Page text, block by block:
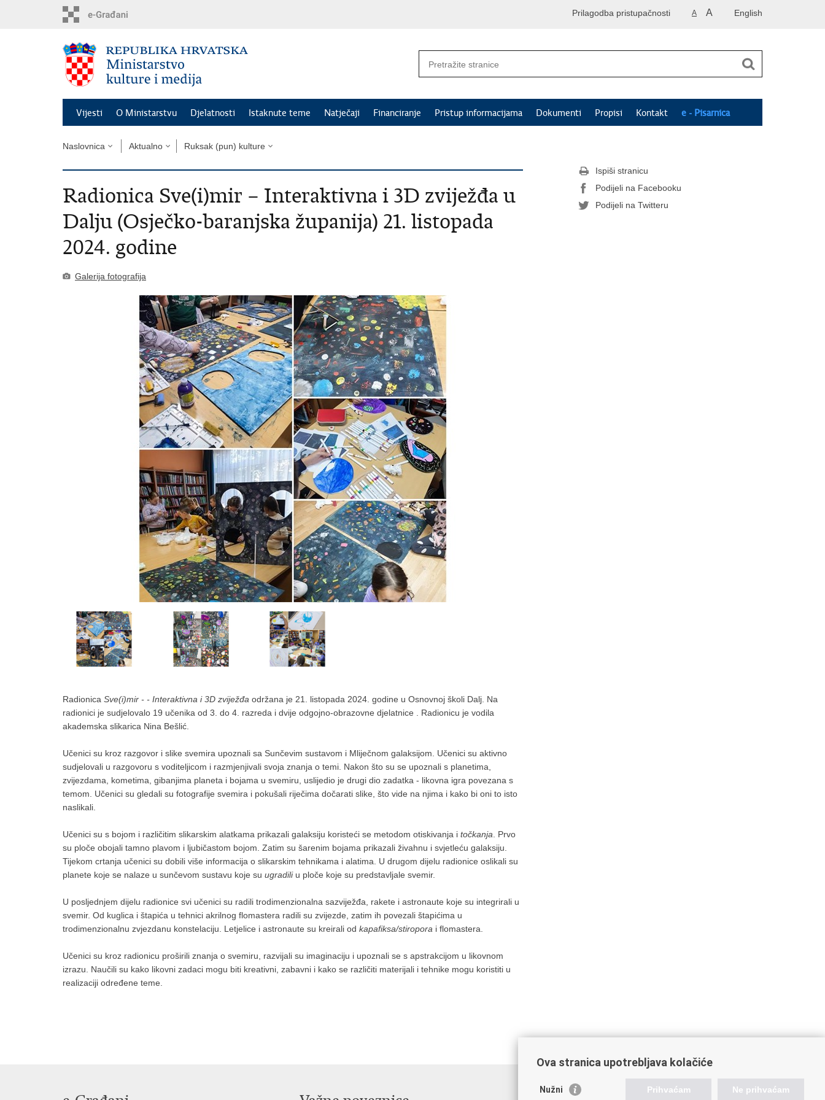
English
A A
Prilagodba pristupačnosti
Vijesti O Ministarstvu Djelatnosti Istaknute teme Natječaji Financiranje Pristup informacijama Dokumenti Propisi Kontakt e - Pisarnica
Naslovnica Aktualno Ruksak (pun) kulture
Radionica Sve(i)mir – Interaktivna i 3D zviježđa u
Dalju (Osječko-baranjska županija) 21. listopada
2024. godine
Galerija fotografija
Radionica Sve(i)mir - - Interaktivna i 3D zviježđa održana je 21. listopada 2024. godine u Osnovnoj školi Dalj. Na
radionici je sudjelovalo 19 učenika od 3. do 4. razreda i dvije odgojno-obrazovne djelatnice . Radionicu je vodila
akademska slikarica Nina Bešlić.
Učenici su kroz razgovor i slike svemira upoznali sa Sunčevim sustavom i Mliječnom galaksijom. Učenici su aktivno
sudjelovali u razgovoru s voditeljicom i razmjenjivali svoja znanja o temi. Nakon što su se upoznali s planetima,
zvijezdama, kometima, gibanjima planeta i bojama u svemiru, uslijedio je drugi dio zadatka - likovna igra povezana s
temom. Učenici su gledali su fotografije svemira i pokušali riječima dočarati slike, što vide na njima i kako bi oni to isto
naslikali.
Učenici su s bojom i različitim slikarskim alatkama prikazali galaksiju koristeći se metodom otiskivanja i točkanja . Prvo
su ploče obojali tamno plavom i ljubičastom bojom. Zatim su šarenim bojama prikazali živahnu i svjetleću galaksiju.
Tijekom crtanja učenici su dobili više informacija o slikarskim tehnikama i alatima. U drugom dijelu radionice oslikali su
planete koje se nalaze u sunčevom sustavu koje su ugradiliu ploče koje su predstavljale svemir.
U posljednjem dijelu radionice svi učenici su radili trodimenzionalna sazviježđa, rakete i astronaute koje su integrirali u
svemir. Od kuglica i štapića u tehnici akrilnog flomastera radili su zvijezde, zatim ih povezali štapićima u
trodimenzionalnu zvjezdanu konstelaciju. Letjelice i astronaute su kreirali od kapafiksa/stiropora i flomastera.
Učenici su kroz radionicu proširili znanja o svemiru, razvijali su imaginaciju i upoznali se s apstrakcijom u likovnom
izrazu. Naučili su kako likovni zadaci mogu biti kreativni, zabavni i kako se različiti materijali i tehnike mogu koristiti u
realizaciji određene teme.
Ispiši stranicu
Podijeli na Facebooku
Podijeli na Twitteru
Ova stranica upotrebljava kolačiće
Nužni Prihvaćam Ne prihvaćam